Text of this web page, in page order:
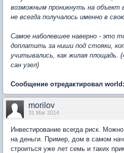
возможным проникнуть на объект
не всегда получалось именно в
Самое наболевшее наверно - это
доплатить за ниши под стояки,
учитывались, как жилая площадь.
сан узел)
Сообщение отредактировал
morilov
31 Mar 2014
Инвестирование всегда риск.
на деньги. Пример, дом в самом
строиться уже лет семь и таких